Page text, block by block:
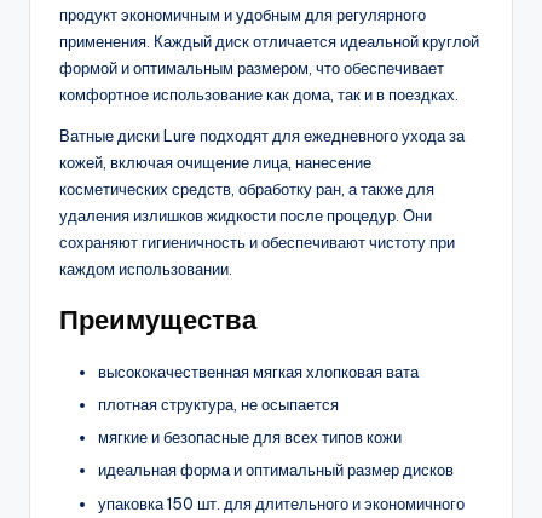
продукт экономичным и удобным для регулярного
применения. Каждый диск отличается идеальной круглой
формой и оптимальным размером, что обеспечивает
комфортное использование как дома, так и в поездках.
Ватные диски Lure подходят для ежедневного ухода за
кожей, включая очищение лица, нанесение
косметических средств, обработку ран, а также для
удаления излишков жидкости после процедур. Они
сохраняют гигиеничность и обеспечивают чистоту при
каждом использовании.
Преимущества
высококачественная мягкая хлопковая вата
плотная структура, не осыпается
мягкие и безопасные для всех типов кожи
идеальная форма и оптимальный размер дисков
упаковка 150 шт. для длительного и экономичного